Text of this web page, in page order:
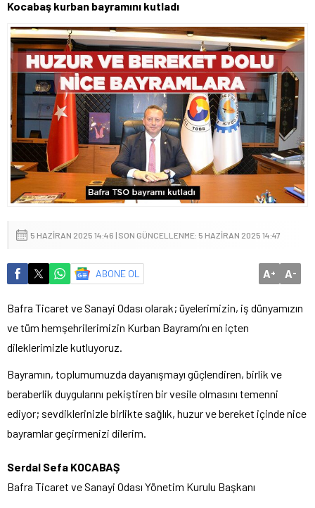
Kocabaş kurban bayramını kutladı
5 HAZIRAN 2025 14:46 | SON GÜNCELLENME: 5 HAZIRAN 2025 14:47
ABONE OL A+ A-
Bafra Ticaret ve Sanayi Odası olarak; üyelerimizin, iş dünyamızın
ve tüm hemşehrilerimizin Kurban Bayramı’nı en içten
dileklerimizle kutluyoruz.
Bayramın, toplumumuzda dayanışmayı güçlendiren, birlik ve
beraberlik duygularını pekiştiren bir vesile olmasını temenni
ediyor; sevdiklerinizle birlikte sağlık, huzur ve bereket içinde nice
bayramlar geçirmenizi dilerim.
Serdal Sefa KOCABAŞ
Bafra Ticaret ve Sanayi Odası Yönetim Kurulu Başkanı